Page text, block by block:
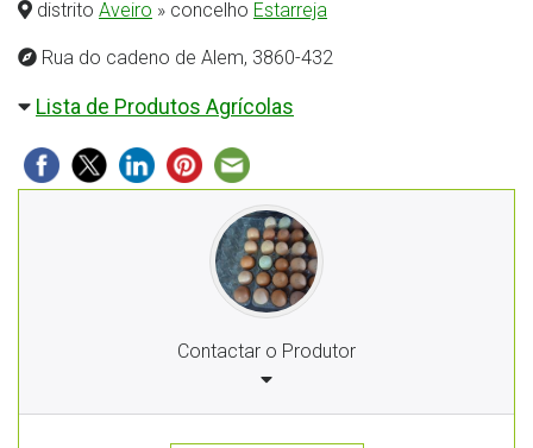
distrito Aveiro » concelho Estarreja
Rua do cadeno de Alem, 3860-432
Lista de Produtos Agrícolas
Contactar o Produtor